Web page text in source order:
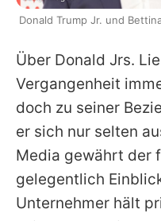
Über Donald Jrs.
Vergangenheit
doch zu seiner
er sich nur selten
Media gewährt der
gelegentlich
Unternehmer hält
Donald Trump Jr. und